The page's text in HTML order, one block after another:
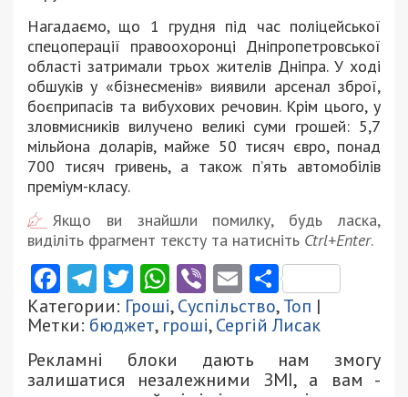
Нагадаємо, що 1 грудня під час поліцейської
спецоперації правоохоронці Дніпропетровської
області затримали трьох жителів Дніпра. У ході
обшуків у «бізнесменів» виявили арсенал зброї,
боєприпасів та вибухових речовин. Крім цього, у
зловмисників вилучено великі суми грошей: 5,7
мільйона доларів, майже 50 тисяч євро, понад
700 тисяч гривень, а також п’ять автомобілів
преміум-класу.
Якщо ви знайшли помилку, будь ласка,
виділіть фрагмент тексту та натисніть Ctrl+Enter.
Facebook
Telegram
Twitter
WhatsApp
ViberEmail
Категории: Гроші,Суспільство,Топ |
Метки: бюджет, гроші,Сергій Лисак
Рекламні блоки дають нам змогу
залишатися незалежними ЗМІ, а вам -